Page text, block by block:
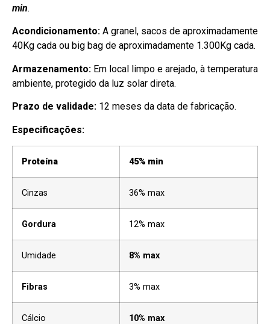
min.
Acondicionamento: A granel, sacos de aproximadamente
40Kg cada ou big bag de aproximadamente 1.300Kg cada.
Armazenamento: Em local limpo e arejado, à temperatura
ambiente, protegido da luz solar direta.
Prazo de validade: 12 meses da data de fabricação.
Especificações:
Proteína 45% min
Cinzas 36% max
Gordura 12% max
Umidade 8% max
Fibras 3% max
Cálcio 10% max